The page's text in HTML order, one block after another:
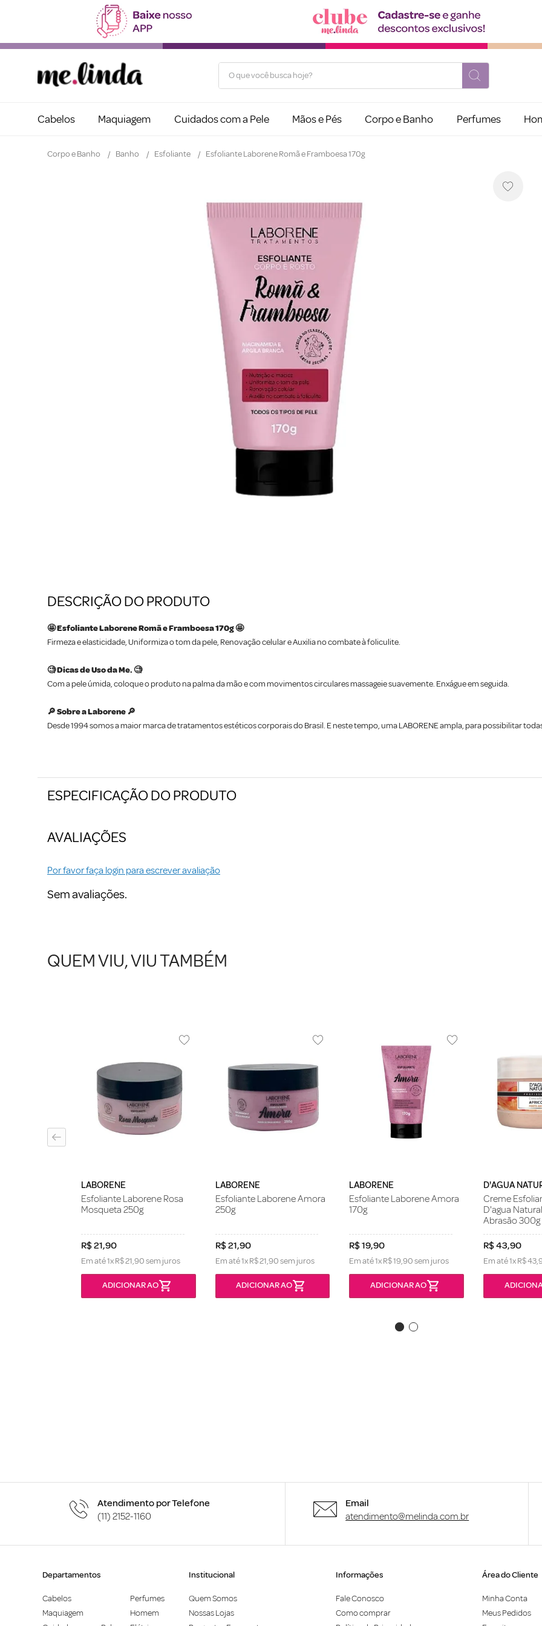
O que você busca hoje?
Cabelos Maquiagem Cuidados com a Pele Mãos e Pés Corpo e Banho Perfumes
Corpo e Banho Banho Esfoliante Esfoliante Laborene Romã e Framboesa 170g
DESCRIÇÃO DO PRODUTO
🤩 Esfoliante Laborene Romã e Framboesa 170g 🤩
Firmeza e elasticidade, Uniformiza o tom da pele, Renovação celular e Auxilia no combate à foliculite.
🧐 Dicas de Uso da Me. 🧐
Com a pele úmida, coloque o produto na palma da mão e com movimentos circulares massageie suavemente. Enxágue em seguida.
🔎 Sobre a Laborene 🔎
Desde 1994 somos a maior marca de tratamentos estéticos corporais do Brasil. E neste tempo, uma LABORENE ampla, para possibilitar
ESPECIFICAÇÃO DO PRODUTO
AVALIAÇÕES
Por favor faça login para escrever avaliação
Sem avaliações.
QUEM VIU, VIU TAMBÉM
LABORENE
Esfoliante Laborene Rosa
Mosqueta 250g
R$21,90
Em até1xR$21,90sem juros
ADICIONAR AO
LABORENE
Esfoliante Laborene Amora
250g
R$21,90
Em até1xR$21,90sem juros
ADICIONAR AO
LABORENE
Esfoliante Laborene Amora
170g
R$19,90
Em até1xR$19,90sem juros
ADICIONAR AO
D'AGUA
Creme
D'agua
Abrasão 300g
R$43,90
Em até1xR$43,
Atendimento por Telefone
(11) 2152-1160
Email
atendimento@melinda.com.br
Departamentos
Cabelos
Maquiagem
Perfumes
Homem
Institucional
Quem Somos
Nossas Lojas
Informações
Fale Conosco
Como comprar
Área do Cliente
Minha Conta
Meus Pedidos